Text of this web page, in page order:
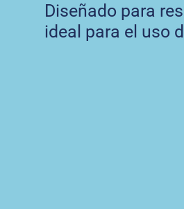
Diseñado para
ideal para el uso